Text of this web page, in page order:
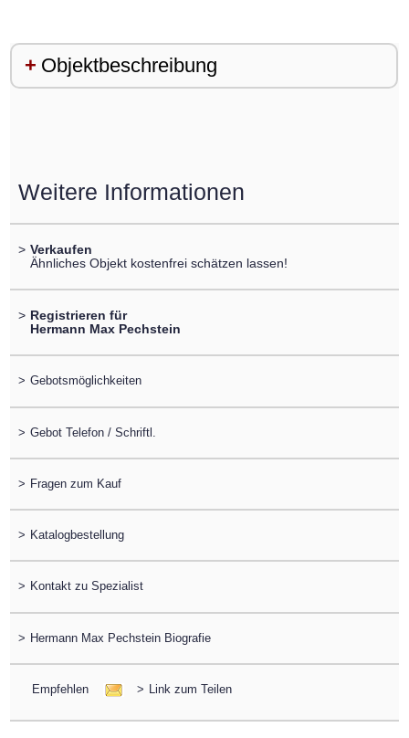
Objektbeschreibung
Weitere Informationen
> Verkaufen
Ähnliches Objekt kostenfrei schätzen lassen!
> Registrieren für
Hermann Max Pechstein
> Gebotsmöglichkeiten
> Gebot Telefon / Schriftl.
> Fragen zum Kauf
> Katalogbestellung
> Kontakt zu Spezialist
> Hermann Max Pechstein Biografie
Empfehlen > Link zum Teilen